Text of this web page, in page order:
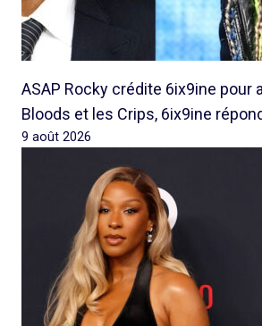
ASAP Rocky crédite 6ix9ine pour
Bloods et les Crips, 6ix9ine
9 août 2026